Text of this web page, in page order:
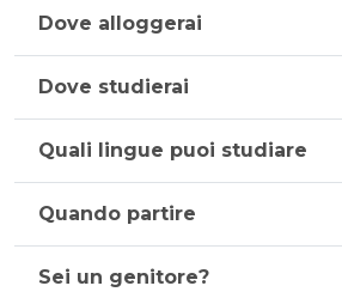
Dove alloggerai
Dove studierai
Quali lingue puoi studiare
Quando partire
Sei un genitore?